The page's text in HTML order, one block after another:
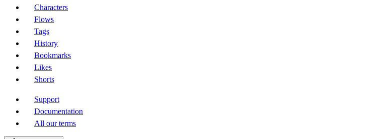
Characters
Flows
Tags
History
Bookmarks
Likes
Shorts
Support
Documentation
All our terms